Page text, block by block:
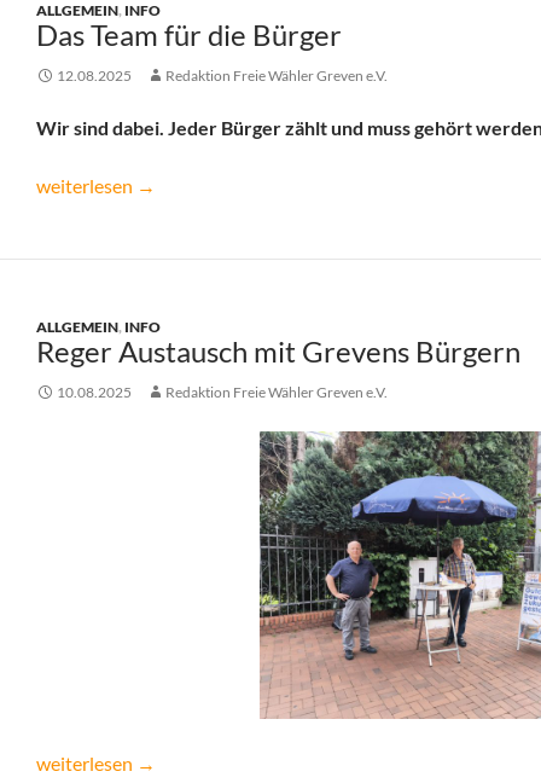
ALLGEMEIN, INFO
Das Team für die Bürger
12.08.2025 Redaktion Freie Wähler Greven e.V.
Wir sind dabei. Jeder Bürger zählt und muss gehört
Das Team für die Bürger
weiterlesen →
ALLGEMEIN, INFO
Reger Austausch mit Grevens Bürgern
10.08.2025 Redaktion Freie Wähler Greven e.V.
Reger Austausch mit Grevens Bürgern
weiterlesen →